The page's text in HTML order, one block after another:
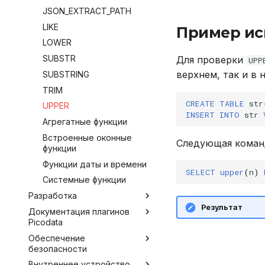
Настройка Systemd
Устранение неполадок
BACKUP
CALL
CREATE INDEX
CREATE PLUGIN
CREATE PROCEDURE
CREATE ROLE
CREATE TABLE
CREATE USER
DELETE
DROP INDEX
DROP PLUGIN
DROP PROCEDURE
DROP ROLE
DROP TABLE
EXPLAIN
JSON_EXTRACT_PATH
LIKE
LOWER
SUBSTR
SUBSTRING
TRIM
UPPER
Агрегатные функции
Встроенные оконные
функции
Функции даты и времени
Системные функции
Разработка
Инструментарий
разработчика
Внешние коннекторы
JDBC
Работа с плагинами
Документация плагинов
Picodata
Обзор доступных плагинов
Argus
Обеспечение
безопасности
Пример
Для проверки
верхнем, так и в
CREATE TABLE str
INSERT INTO str
Следующая
SELECT upper(n)
Результат